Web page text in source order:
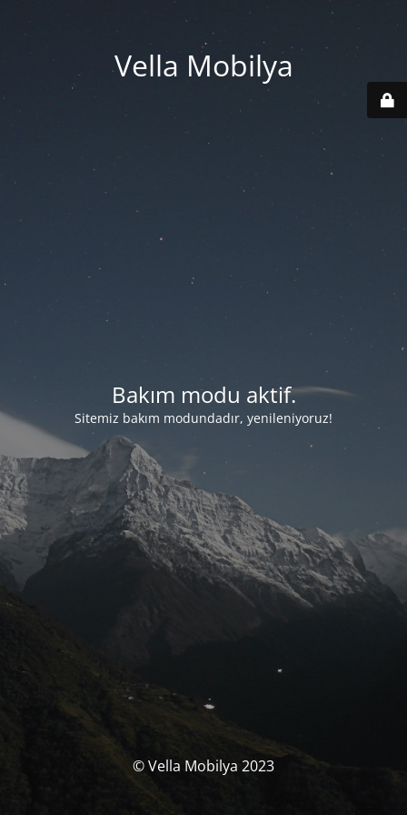
Vella Mobilya
Bakım modu aktif.
Sitemiz bakım modundadır, yenileniyoruz!
© Vella Mobilya 2023